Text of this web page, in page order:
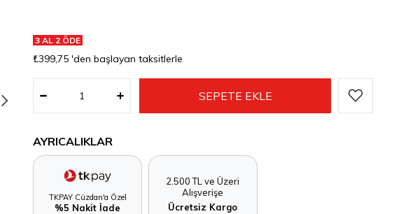
3 AL 2 ÖDE
₺399,75 'den başlayan taksitlerle
AYRICALIKLAR
TKPAY Cüzdan'a Özel
%5 Nakit İade
2.500 TL ve Üzeri
Alışverişe
Ücretsiz Kargo